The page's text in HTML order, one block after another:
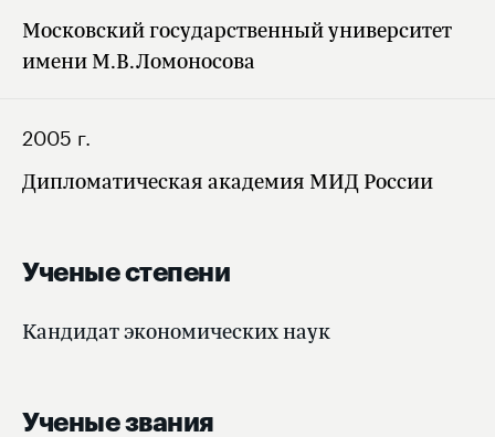
Московский государственный университет
имени М.В.Ломоносова
2005 г.
Дипломатическая академия МИД России
Ученые степени
Кандидат экономических наук
Ученые звания